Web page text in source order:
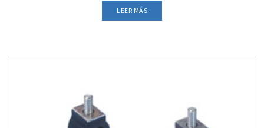
LEER MÁS